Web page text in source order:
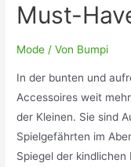
Must-
Mode / Von Bumpi
In der bunten und
Accessoires weit
der Kleinen. Sie sind
Spielgefährten im
Spiegel der